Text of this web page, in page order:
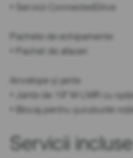
• Servicii ConnectedDrive
Pachete de echipamente
• Pachet de afaceri
Anvelope și jante
• Jante de 19" M LMR cu
• Blocaj pentru șuruburile
Servicii incluse